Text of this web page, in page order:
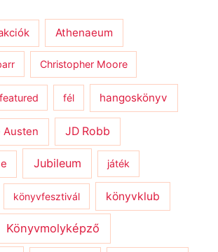
Athenaeum
Christopher Moore
featured fél hangoskönyv
Austen JD Robb
Jubileum játék
könyvfesztivál könyvklub
Könyvmolyképző